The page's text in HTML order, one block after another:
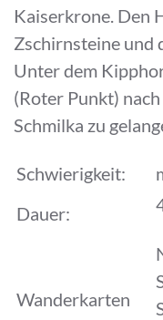
Kaiserkrone. Den
Zschirnsteine und
Unter dem
(Roter Punkt)
Schmilka zu
Schwierigkeit:
Dauer:
Wanderkarten